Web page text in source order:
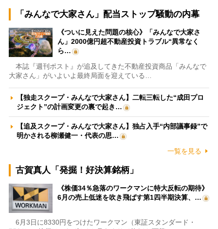
「みんなで大家さん」配当ストップ騒動の内幕
《ついに見えた問題の核心》「みんなで大家さ
ん」2000億円超不動産投資トラブル“異常なく
ら…
本誌『週刊ポスト』が追及してきた不動産投資商品「みんなで
大家さん」がいよいよ最終局面を迎えている…
【独走スクープ・みんなで大家さん】二転三転した“成田プロ
ジェクト”の計画変更の裏で起き…
【追及スクープ・みんなで大家さん】独占入手“内部議事録”で
明かされる柳瀬健一・代表の思…
一覧を見る
古賀真人「発掘！好決算銘柄」
《株価34％急落のワークマンに特大反転の期待》
6月の売上低迷を吹き飛ばす第1四半期決算、…
6月3日に8330円をつけたワークマン（東証スタンダード・